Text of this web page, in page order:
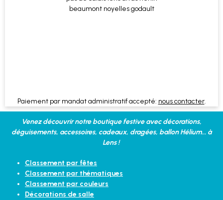
Paiement par mandat administratif accepté: nous contacter.
Venez découvrir notre boutique festive avec décorations,
déguisements, accessoires, cadeaux, dragées, ballon Hélium... à
Lens !
Classement par fêtes
Classement par thématiques
Classement par couleurs
Décorations de salle